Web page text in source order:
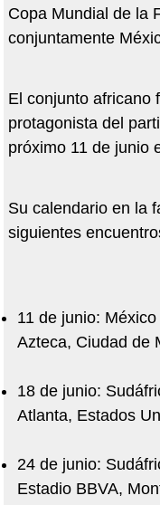
Copa Mundial de la
conjuntamente
El conjunto africano
protagonista del
próximo 11 de junio
Su calendario en la
siguientes
11 de junio:
Azteca, Ciudad de
18 de junio:
Atlanta, Estados
24 de junio:
Estadio BBVA,